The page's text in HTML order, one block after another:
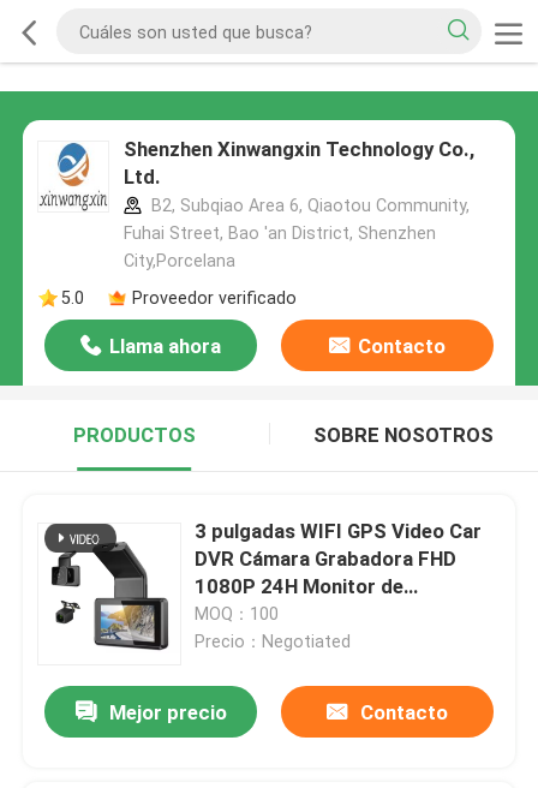
Shenzhen Xinwangxin Technology Co.,
Ltd.
B2, Subqiao Area 6, Qiaotou Community,
Fuhai Street, Bao 'an District, Shenzhen
City,Porcelana
5.0
Proveedor verificado
Llama ahora Contacto
PRODUCTOS SOBRE NOSOTROS
3 pulgadas WIFI GPS Video Car
DVR Cámara Grabadora FHD
1080P 24H Monitor de
estacionamiento
MOQ：100
Precio：Negotiated
Mejor precio Contacto